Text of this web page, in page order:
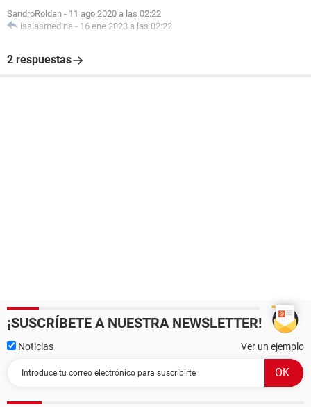
SandroRoldan - 11 ago 2020 a las 02:22
isaiasmedina - 16 ene 2023 a las 02:22
2 respuestas
¡SUSCRÍBETE A NUESTRA NEWSLETTER!
Noticias Ver un ejemplo